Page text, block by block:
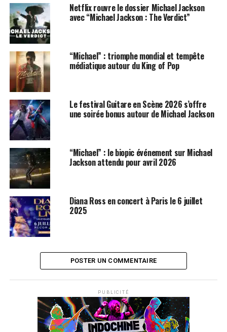
Netflix rouvre le dossier Michael Jackson
avec “Michael Jackson : The Verdict”
“Michael” : triomphe mondial et tempête
médiatique autour du King of Pop
Le festival Guitare en Scène 2026 s’offre
une soirée bonus autour de Michael Jackson
“Michael” : le biopic événement sur Michael
Jackson attendu pour avril 2026
Diana Ross en concert à Paris le 6 juillet
2025
POSTER UN COMMENTAIRE
PUBLICITÉ